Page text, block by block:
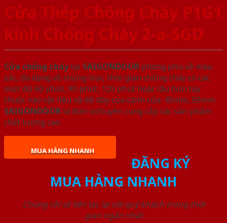
Cửa Thép Chống Cháy P1G1
kinh Chống Cháy 2-a-SGD
Cửa chống cháytại SAIGONDOOR phong phú về màu
sắc, đa dạng về chủng loại, thời gian chống cháy có các
mức độ 60 phút, 90 phút, 120 phút hoặc lâu hơn tùy
thuộc vào vật liệu và độ dày của cánh cửa: 45mm, 50mm.
SAIGONDOOR là đơn vị chuyên cung cấp các sản phẩm
chất lượng cao.
MUA HÀNG NHANH
ĐĂNG KÝ
MUA HÀNG NHANH
Chúng tôi sẽ liên lạc lại với quý khách trong thời
gian ngắn nhất